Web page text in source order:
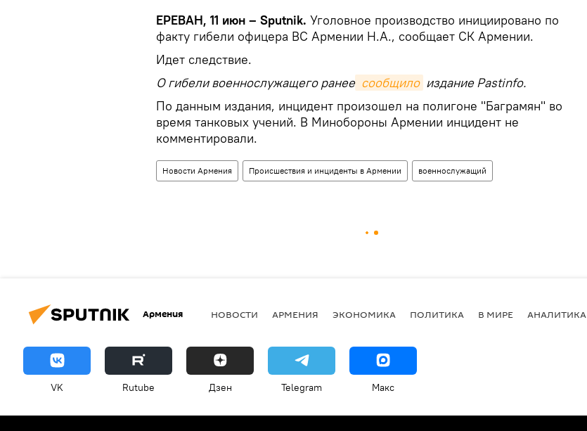
ЕРЕВАН, 11 июн – Sputnik. Уголовное производство инициировано по
факту гибели офицера ВС Армении Н.А., сообщает СК Армении.
Идет следствие.
О гибели военнослужащего ранее сообщило издание Pastinfo.
По данным издания, инцидент произошел на полигоне "Баграмян" во
время танковых учений. В Минобороны Армении инцидент не
комментировали.
Новости Армения Происшествия и инциденты в Армении военнослужащий
Армения НОВОСТИ АРМЕНИЯ ЭКОНОМИКА ПОЛИТИКА В МИРЕ АНАЛИТИКА
VK Rutube Дзен Telegram Макс